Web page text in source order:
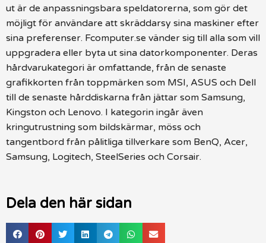
ut är de anpassningsbara speldatorerna, som gör det
möjligt för användare att skräddarsy sina maskiner efter
sina preferenser. Fcomputer.se vänder sig till alla som vill
uppgradera eller byta ut sina datorkomponenter. Deras
hårdvarukategori är omfattande, från de senaste
grafikkorten från toppmärken som MSI, ASUS och Dell
till de senaste hårddiskarna från jättar som Samsung,
Kingston och Lenovo. I kategorin ingår även
kringutrustning som bildskärmar, möss och
tangentbord från pålitliga tillverkare som BenQ, Acer,
Samsung, Logitech, SteelSeries och Corsair.
Dela den här sidan